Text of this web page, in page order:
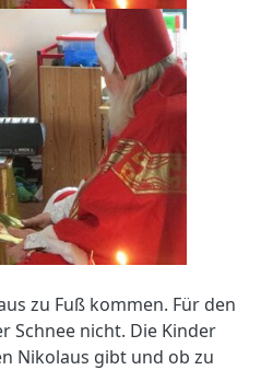
zu Fuß kommen. Für den
Schnee nicht. Die Kinder
Nikolaus gibt und ob zu